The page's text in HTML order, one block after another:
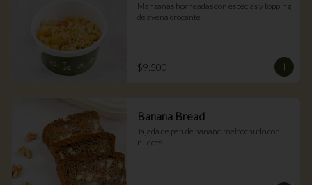
Manzanas horneadas con especias y topping
de avena crocante
$9.500
Banana Bread
Tajada de pan de banano melcochudo con
nueces.